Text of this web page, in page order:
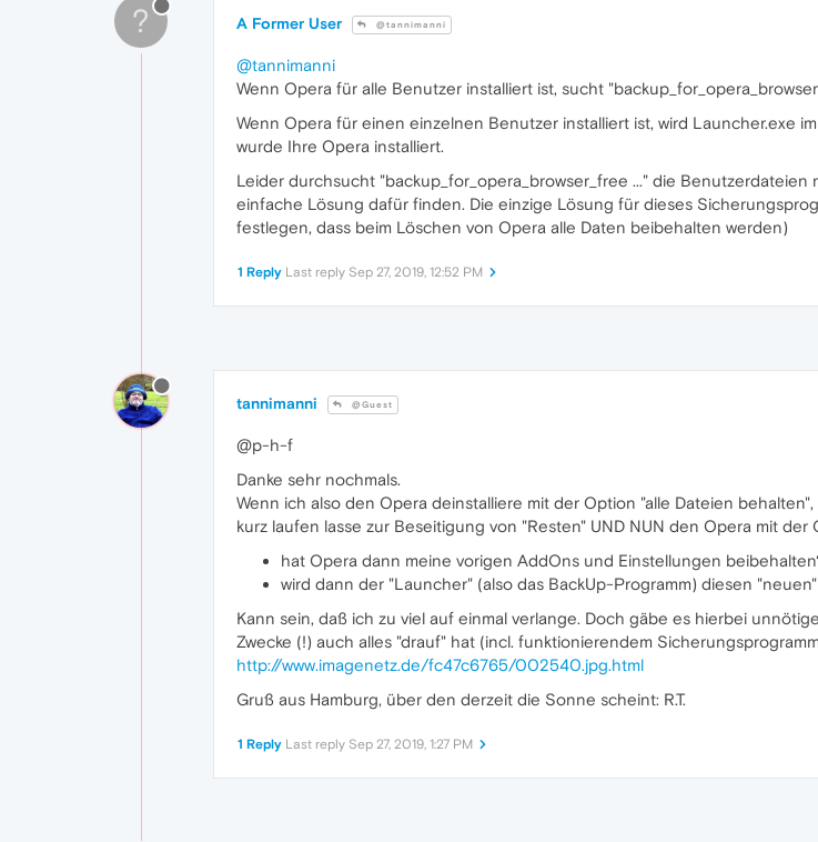
? A Former User @tannimanni
@tannimanni
Wenn Opera für alle Benutzer installiert ist, sucht
Wenn Opera für einen einzelnen Benutzer installiert ist, wird Launcher.exe
wurde Ihre Opera installiert.
Leider durchsucht "backup_for_opera_browser_free ..." die
einfache Lösung dafür finden. Die einzige Lösung für dieses
festlegen, dass beim Löschen von Opera alle Daten beibehalten werden)
1 Reply Last reply Sep 27, 2019, 12:52 PM
tannimanni @Guest
@p-h-f
Danke sehr nochmals.
Wenn ich also den Opera deinstalliere mit der Option "alle Dateien
kurz laufen lasse zur Beseitigung von "Resten" UND NUN den Opera mit
hat Opera dann meine vorigen AddOns und Einstellungen
wird dann der "Launcher" (also das BackUp-Programm) diesen
Kann sein, daß ich zu viel auf einmal verlange. Doch gäbe es hierbei
Zwecke (!) auch alles "drauf" hat (incl. funktionierendem
http://www.imagenetz.de/fc47c6765/002540.jpg.html
Gruß aus Hamburg, über den derzeit die Sonne scheint: R.T.
1 Reply Last reply Sep 27, 2019, 1:27 PM